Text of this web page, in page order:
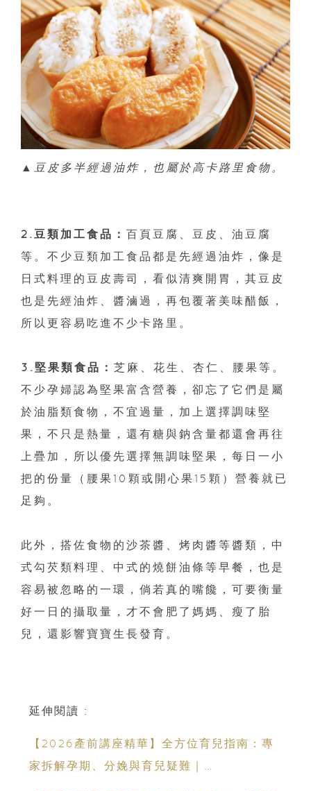
▲ 豆皮多半經過油炸，也屬於高卡路里食物。
2.豆類加工食品： 百頁豆腐、豆皮、油豆腐
等。不少豆類加工食品都是先經過油炸，像是
日式料理的豆皮壽司，看似清爽開胃，其豆皮
也是先經油炸、醬滷過，再包覆著美味醋飯，
所以更容易吃進不少卡路里。
3.堅果類食品： 芝麻、花生、杏仁、腰果等。
不少孕婦認為堅果富含營養，卻忘了它們是屬
於油脂類食物，不宜過量，加上選擇調味堅
果，不只是熱量，還有糖與鈉含量都還會再往
上疊加，所以優先選擇無調味堅果，每日一小
把的份量（腰果10顆或開心果15顆）營養就已
足夠。
此外，搭佐食物的沙茶醬、烤肉醬等醬類，中
式勾芡類料理、中式的燒餅油條等早餐，也是
容易被忽略的一環，倘若真的嘴饞，可要衡量
好一日的攝取量，才不會肥了媽媽、瘦了胎
兒，還影響寶寶生長發育。
延伸閱讀 :
【2026產前講座精華】全方位育兒指南：專
家拆解孕期、分娩與育兒疑難｜